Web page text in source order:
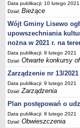
Ochrona danych
Klauzule
RADA GMINY
Transmisja z obrad
Posiedzenia
Imienny wykaz
Skład Rady
Projekty uchwał
Uchwały
Uchwały archiwum
Data publikacji: 10 lutego 2021
Dział:Bieżące
Wójt Gminy Lisewo
upowszechniania
nożna w 2021 r. na
Data publikacji: 9 lutego 2021
Dział:Otwarte konkursy
Zarządzenie nr 13/
Data publikacji: 9 lutego 2021
Dział:Zarządzenia
Plan postępowań o
Data publikacji: 8 lutego 2021
Dział:Obwieszczenia